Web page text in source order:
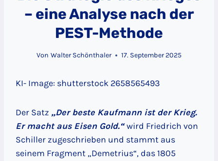
– eine Analyse nach der
PEST-Methode
Von Walter Schönthaler 17. September 2025
KI- Image: shutterstock 2658565493
Der Satz „Der beste Kaufmann ist der Krieg.
Er macht aus Eisen Gold.“wird Friedrich von
Schiller zugeschrieben und stammt aus
seinem Fragment „Demetrius“, das 1805